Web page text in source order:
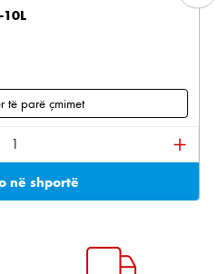
10L
të parë çmimet
sasinë e dëshiruar
në shportë